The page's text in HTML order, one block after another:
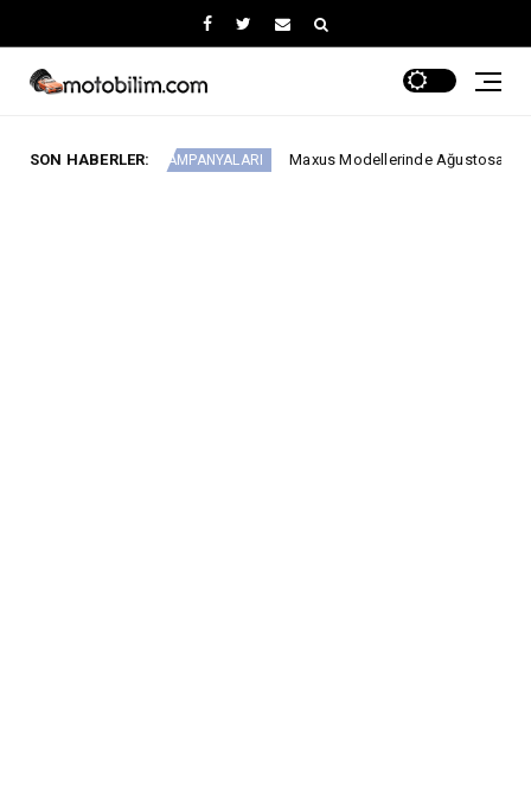
SON HABERLER:
KAMPANYALARI Maxus Modellerinde Ağustosa Özel 1.199.000